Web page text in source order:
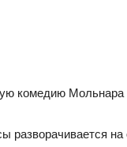
комедию
разворачивается